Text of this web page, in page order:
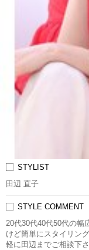
STYLIST
田辺 直子
STYLE COMMENT
20代30代40代50代の幅
けど簡単にスタイリン
軽に田辺までご相談下